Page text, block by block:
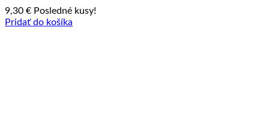
9,30 € Posledné kusy!
Pridať do košíka